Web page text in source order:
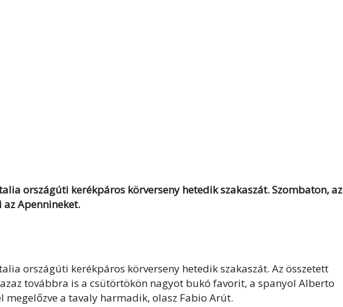
országúti kerékpáros körverseny hetedik szakaszát. Szombaton, az
az Apennineket.
országúti kerékpáros körverseny hetedik szakaszát. Az összetett
továbbra is a csütörtökön nagyot bukó favorit, a spanyol Alberto
megelőzve a tavaly harmadik, olasz Fabio Arút.